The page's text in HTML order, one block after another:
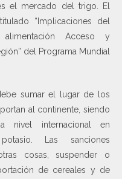
el mercado del trigo. El
“Implicaciones del
Acceso y
del Programa Mundial
sumar el lugar de los
al continente, siendo
nivel internacional en
Las sanciones
cosas, suspender o
de cereales y de